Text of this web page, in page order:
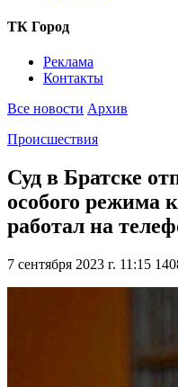
ТК Город
Реклама
Контакты
Все новости Архив
Происшествия
Суд в Братске
особого режима
работал на
7 сентября 2023 г. 11:15